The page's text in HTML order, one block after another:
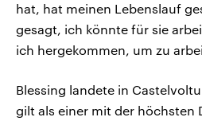
hat, hat meinen Lebenslauf
gesagt, ich könnte für sie
ich hergekommen, um zu
Blessing landete in
gilt als einer mit der höchsten